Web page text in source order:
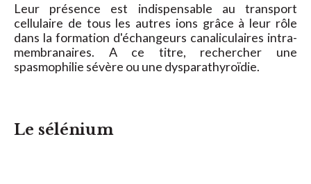
Leur présence est indispensable au transport
cellulaire de tous les autres ions grâce à leur rôle
dans la formation d'échangeurs canaliculaires intra-
membranaires. A ce titre, rechercher une
spasmophilie sévère ou une dysparathyroïdie.
Le sélénium